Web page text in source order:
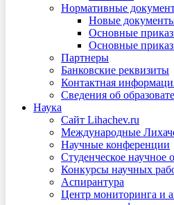
Нормативные
Новые
Основные
Основные
Партнеры
Банковские реквизиты
Контактная
Сведения об
Наука
Сайт Lihachev.ru
Международные
Научные конференции
Студенческое научное
Конкурсы научных
Аспирантура
Центр мониторинга и